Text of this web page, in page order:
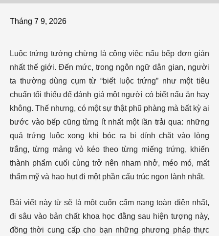
Tháng 7 9, 2026
Luộc trứng tưởng chừng là công việc nấu bếp đơn giản
nhất thế giới. Đến mức, trong ngôn ngữ dân gian, người
ta thường dùng cụm từ “biết luộc trứng” như một tiêu
chuẩn tối thiểu để đánh giá một người có biết nấu ăn hay
không. Thế nhưng, có một sự thật phũ phàng mà bất kỳ ai
bước vào bếp cũng từng ít nhất một lần trải qua: những
quả trứng luộc xong khi bóc ra bị dính chặt vào lòng
trắng, từng mảng vỏ kéo theo từng miếng trứng, khiến
thành phẩm cuối cùng trở nên nham nhở, méo mó, mất
thẩm mỹ và hao hụt đi một phần cấu trúc ngon lành nhất.
Bài viết này từ sẽ là một cuốn cẩm nang toàn diện nhất,
đi sâu vào bản chất khoa học đằng sau hiện tượng này,
đồng thời cung cấp cho bạn những phương pháp thực